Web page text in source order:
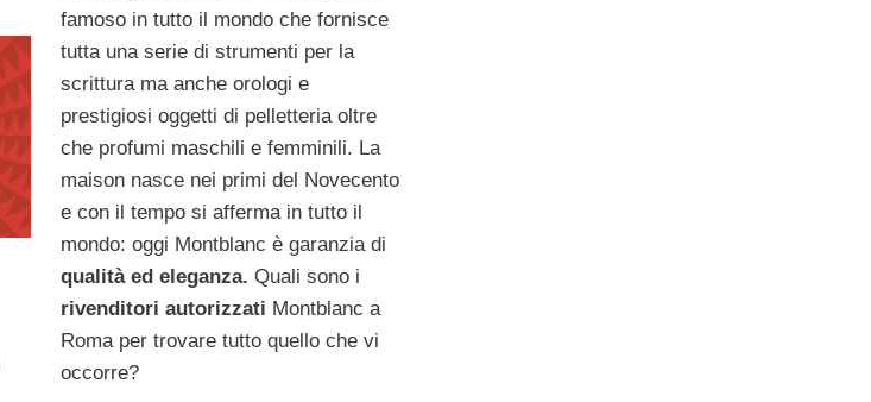
famoso in tutto il mondo che fornisce
tutta una serie di strumenti per la
scrittura ma anche orologi e
prestigiosi oggetti di pelletteria oltre
che profumi maschili e femminili. La
maison nasce nei primi del Novecento
e con il tempo si afferma in tutto il
mondo: oggi Montblanc è garanzia di
qualità ed eleganza. Quali sono i
rivenditori autorizzati Montblanc a
Roma per trovare tutto quello che vi
occorre?